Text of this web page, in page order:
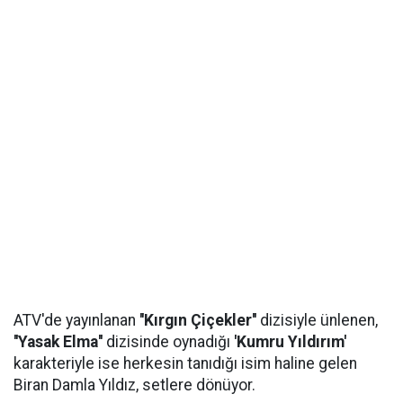
ATV'de yayınlanan ''Kırgın Çiçekler'' dizisiyle ünlenen,
''Yasak Elma'' dizisinde oynadığı 'Kumru Yıldırım'
karakteriyle ise herkesin tanıdığı isim haline gelen
Biran Damla Yıldız, setlere dönüyor.